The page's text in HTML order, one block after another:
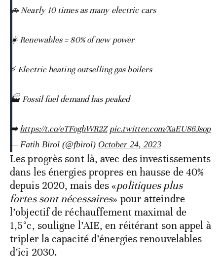
🚗 Nearly 10 times as many electric cars
☀️ Renewables = 80% of new power
⚡️ Electric heating outselling gas boilers
🏭 Fossil fuel demand has peaked
➡️https://t.co/eTFoghWR2Z pic.twitter.com/XaEU86Jsop
— Fatih Birol (@fbirol) October 24, 2023
Les progrès sont là, avec des investissements
dans les énergies propres en hausse de 40%
depuis 2020, mais des «politiques plus
fortes sont nécessaires» pour atteindre
l’objectif de réchauffement maximal de
1,5°c, souligne l’AIE, en réitérant son appel à
tripler la capacité d’énergies renouvelables
d’ici 2030.